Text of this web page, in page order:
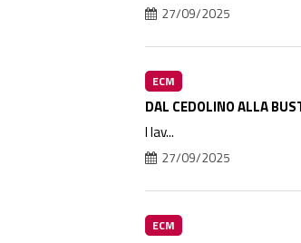
27/09/2025
ECM
DAL CEDOLINO ALLA
I lav...
27/09/2025
ECM